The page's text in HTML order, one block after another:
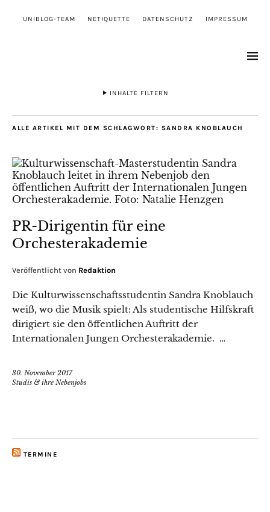
UNIBLOG-TEAM NETIQUETTE DATENSCHUTZ IMPRESSUM
INHALTE FILTERN
ALLE ARTIKEL MIT DEM SCHLAGWORT: SANDRA KNOBLAUCH
PR-Dirigentin für eine
Orchesterakademie
Veröffentlicht von Redaktion
Die Kulturwissenschaftsstudentin Sandra Knoblauch
weiß, wo die Musik spielt: Als studentische Hilfskraft
dirigiert sie den öffentlichen Auftritt der
Internationalen Jungen Orchesterakademie. …
30. November 2017
Studis & ihre Nebenjobs
TERMINE